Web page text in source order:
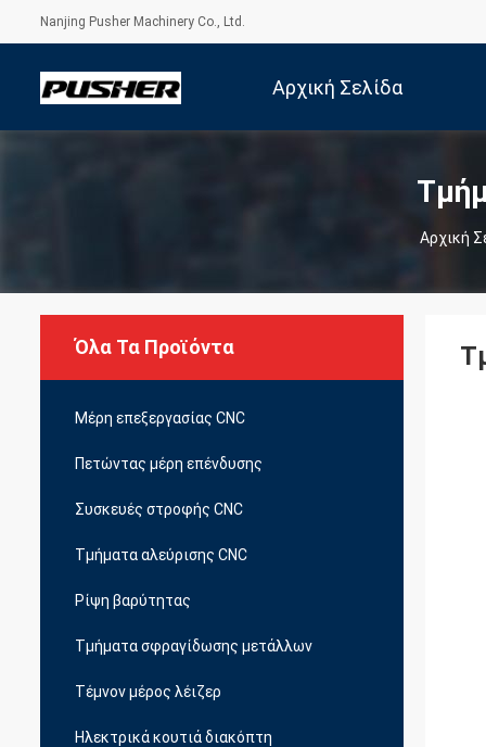
Nanjing Pusher Machinery Co., Ltd.
Αρχική Σελίδα
Αρχική
Όλα Τα Προϊόντα
Μέρη επεξεργασίας CNC
Πετώντας μέρη επένδυσης
Συσκευές στροφής CNC
Τμήματα αλεύρισης CNC
Ρίψη βαρύτητας
Τμήματα σφραγίδωσης μετάλλων
Τέμνον μέρος λέιζερ
Ηλεκτρικά κουτιά διακόπτη